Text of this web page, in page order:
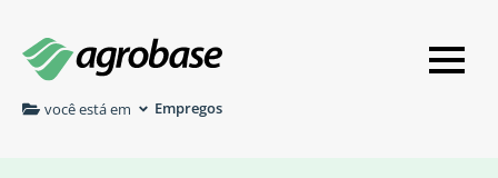
você está em Empregos